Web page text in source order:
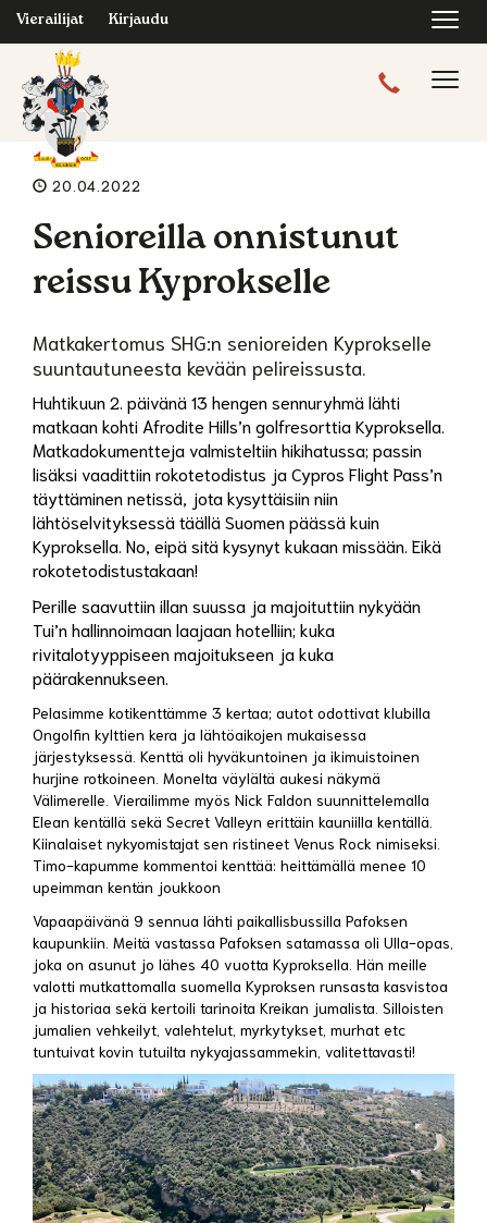
Vierailijat Kirjaudu
20.04.2022
Senioreilla onnistunut
reissu Kyprokselle
Matkakertomus SHG:n senioreiden Kyprokselle
suuntautuneesta kevään pelireissusta.
Huhtikuun 2. päivänä 13 hengen sennuryhmä lähti
matkaan kohti Afrodite Hills’n golfresorttia Kyproksella.
Matkadokumentteja valmisteltiin hikihatussa; passin
lisäksi vaadittiin rokotetodistus ja Cypros Flight Pass’n
täyttäminen netissä, jota kysyttäisiin niin
lähtöselvityksessä täällä Suomen päässä kuin
Kyproksella. No, eipä sitä kysynyt kukaan missään. Eikä
rokotetodistustakaan!
Perille saavuttiin illan suussa ja majoituttiin nykyään
Tui’n hallinnoimaan laajaan hotelliin; kuka
rivitalotyyppiseen majoitukseen ja kuka
päärakennukseen.
Pelasimme kotikenttämme 3 kertaa; autot odottivat klubilla
Ongolfin kylttien kera ja lähtöaikojen mukaisessa
järjestyksessä. Kenttä oli hyväkuntoinen ja ikimuistoinen
hurjine rotkoineen. Monelta väylältä aukesi näkymä
Välimerelle. Vierailimme myös Nick Faldon suunnittelemalla
Elean kentällä sekä Secret Valleyn erittäin kauniilla kentällä.
Kiinalaiset nykyomistajat sen ristineet Venus Rock nimiseksi.
Timo-kapumme kommentoi kenttää: heittämällä menee 10
upeimman kentän joukkoon
Vapaapäivänä 9 sennua lähti paikallisbussilla Pafoksen
kaupunkiin. Meitä vastassa Pafoksen satamassa oli Ulla-opas,
joka on asunut jo lähes 40 vuotta Kyproksella. Hän meille
valotti mutkattomalla suomella Kyproksen runsasta kasvistoa
ja historiaa sekä kertoili tarinoita Kreikan jumalista. Silloisten
jumalien vehkeilyt, valehtelut, myrkytykset, murhat etc
tuntuivat kovin tutuilta nykyajassammekin, valitettavasti!